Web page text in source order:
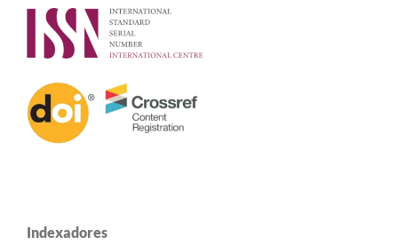
Indexadores